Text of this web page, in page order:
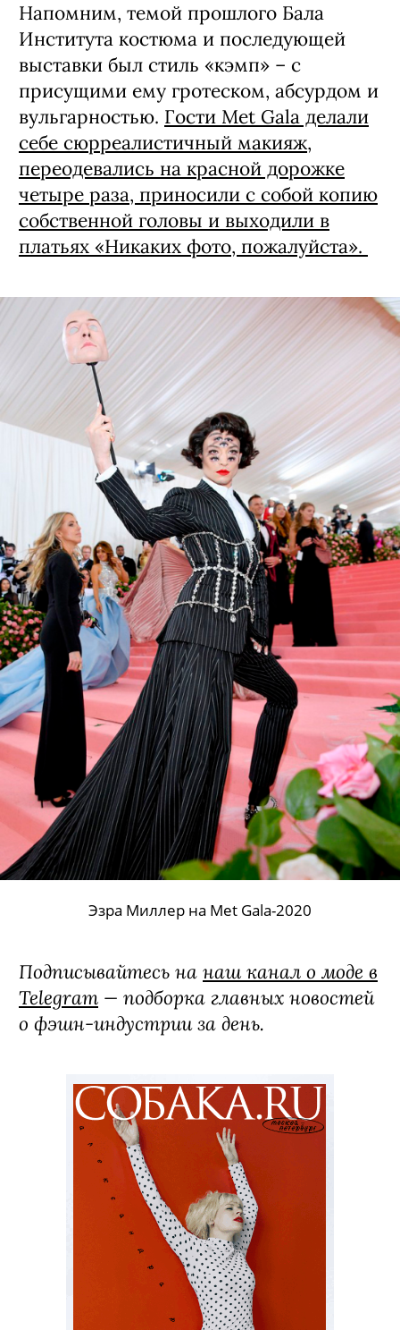
Напомним, темой прошлого Бала
Института костюма и последующей
выставки был стиль «кэмп» – с
присущими ему гротеском, абсурдом и
вульгарностью. Гости Met Gala делали
себе сюрреалистичный макияж,
переодевались на красной дорожке
четыре раза, приносили с собой копию
собственной головы и выходили в
платьях «Никаких фото, пожалуйста».
Эзра Миллер на Met Gala-2020
Подписывайтесь на наш канал о моде в
Telegram — подборка главных новостей
о фэшн-индустрии за день.